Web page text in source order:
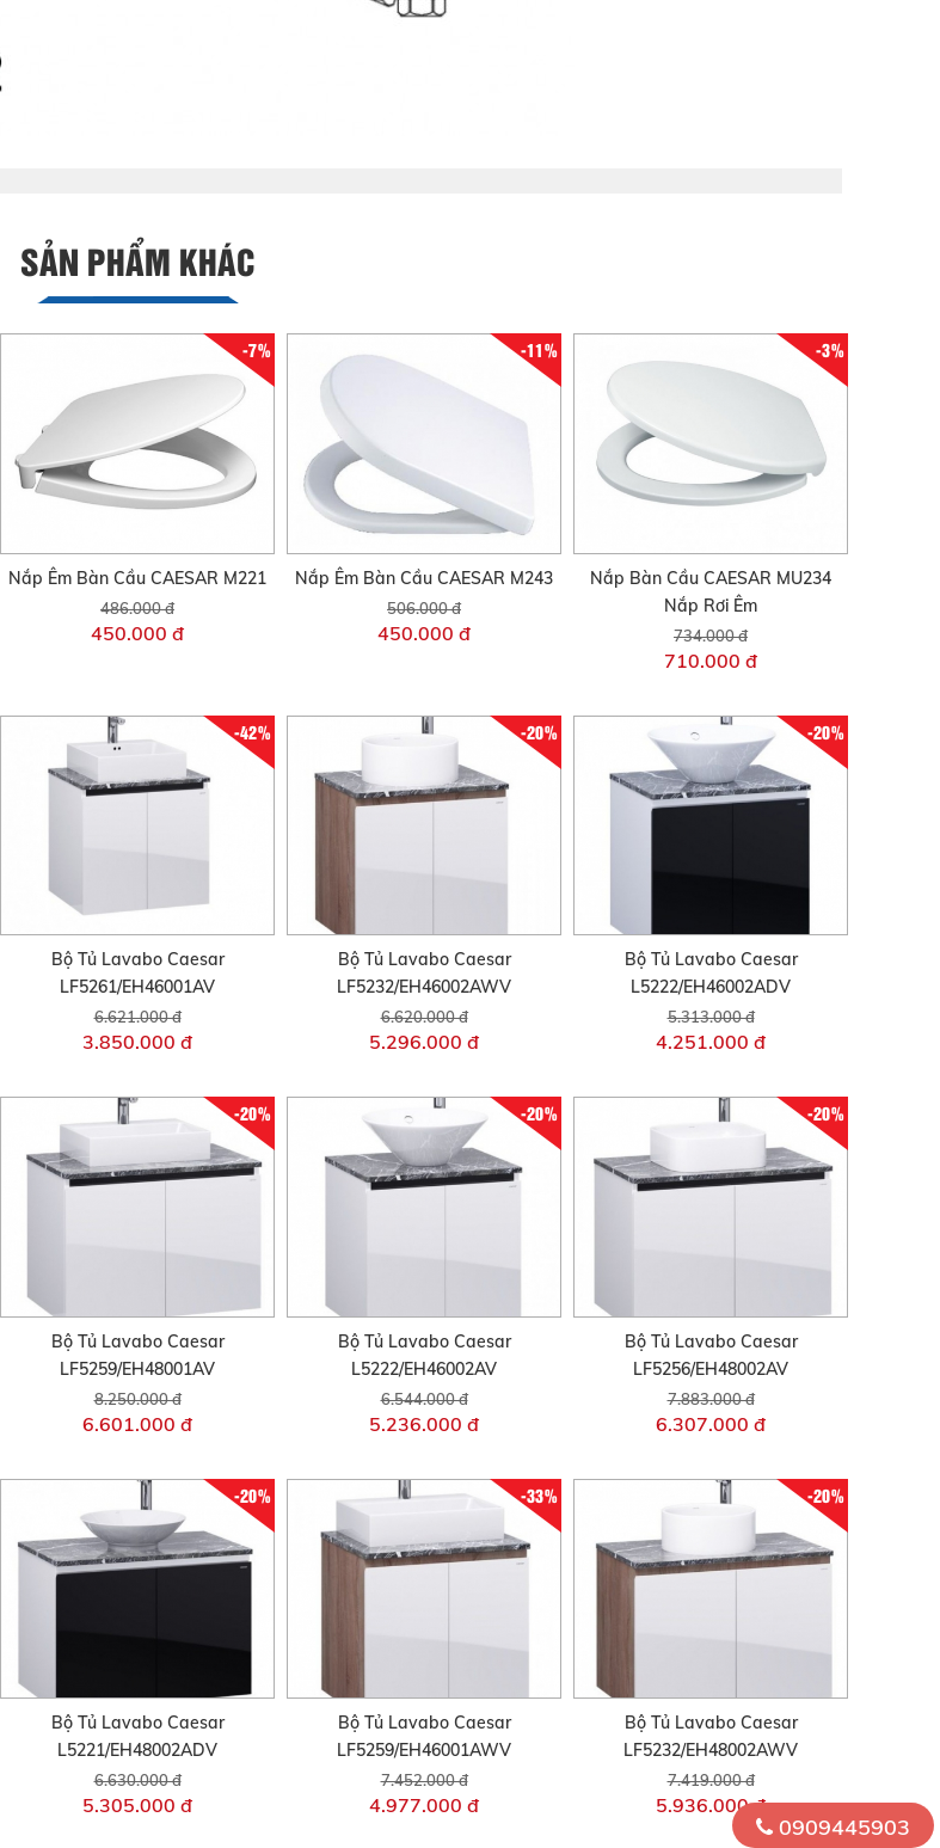
SẢN PHẨM KHÁC
-7%
Nắp Êm Bàn Cầu CAESAR M221
486.000 đ
450.000 đ
-11%
Nắp Êm Bàn Cầu CAESAR M243
506.000 đ
450.000 đ
-3%
Nắp Bàn Cầu CAESAR MU234
Nắp Rơi Êm
734.000 đ
710.000 đ
-42%
Bộ Tủ Lavabo Caesar
LF5261/EH46001AV
6.621.000 đ
3.850.000 đ
-20%
Bộ Tủ Lavabo Caesar
LF5232/EH46002AWV
6.620.000 đ
5.296.000 đ
-20%
Bộ Tủ Lavabo Caesar
L5222/EH46002ADV
5.313.000 đ
4.251.000 đ
-20%
Bộ Tủ Lavabo Caesar
LF5259/EH48001AV
8.250.000 đ
6.601.000 đ
-20%
Bộ Tủ Lavabo Caesar
L5222/EH46002AV
6.544.000 đ
5.236.000 đ
-20%
Bộ Tủ Lavabo Caesar
LF5256/EH48002AV
7.883.000 đ
6.307.000 đ
-20%
Bộ Tủ Lavabo Caesar
L5221/EH48002ADV
6.630.000 đ
5.305.000 đ
-33%
Bộ Tủ Lavabo Caesar
LF5259/EH46001AWV
7.452.000 đ
4.977.000 đ
-20%
Bộ Tủ Lavabo Caesar
LF5232/EH48002AWV
7.419.000 đ
5.936.000 đ
0909445903